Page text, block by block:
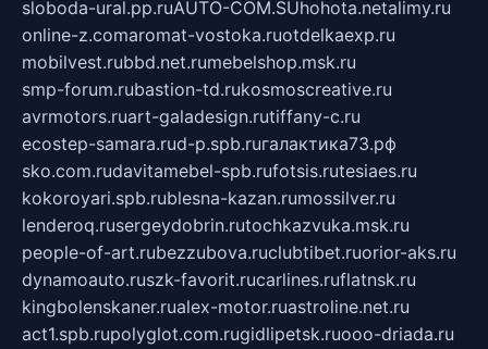
sloboda-ural.pp.ruAUTO-COM.SUhohota.netalimy.ru
online-z.comaromat-vostoka.ruotdelkaexp.ru
mobilvest.rubbd.net.rumebelshop.msk.ru
smp-forum.rubastion-td.rukosmoscreative.ru
avrmotors.ruart-galadesign.rutiffany-c.ru
ecostep-samara.rud-p.spb.ruгалактика73.рф
sko.com.rudavitamebel-spb.rufotsis.rutesiaes.ru
kokoroyari.spb.rublesna-kazan.rumossilver.ru
lenderoq.rusergeydobrin.rutochkazvuka.msk.ru
people-of-art.rubezzubova.ruclubtibet.ruorior-aks.ru
dynamoauto.ruszk-favorit.rucarlines.ruflatnsk.ru
kingbolenskaner.rualex-motor.ruastroline.net.ru
act1.spb.rupolyglot.com.rugidlipetsk.ruooo-driada.ru